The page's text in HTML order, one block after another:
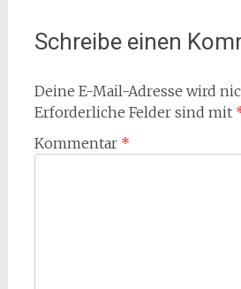
Schreibe einen
Deine E-Mail-Adresse wird
Erforderliche Felder sind mit
Kommentar *